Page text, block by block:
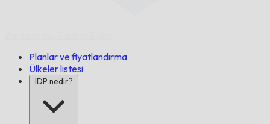
Planlar ve fiyatlandırma
Ülkeler listesi
IDP nedir?